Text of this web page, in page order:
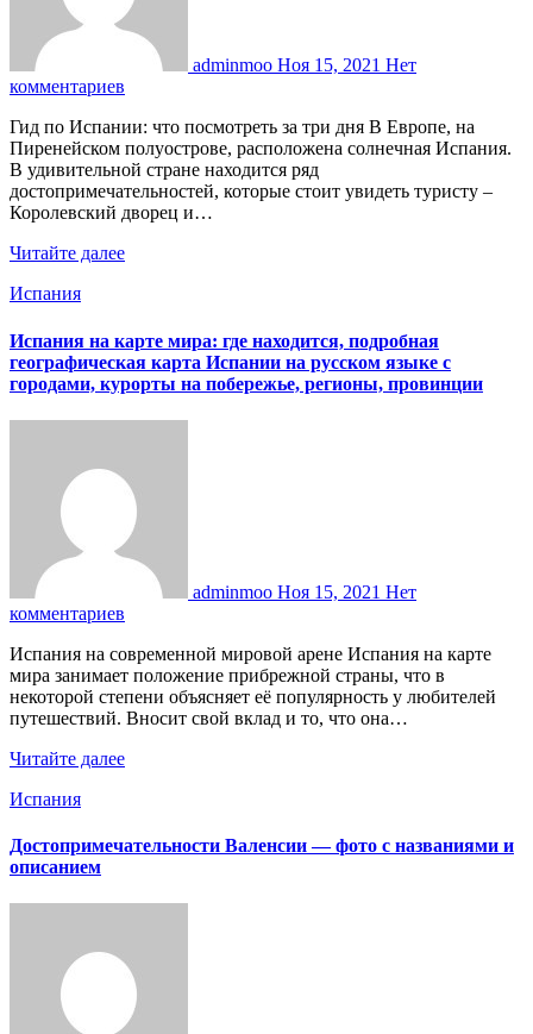
adminmoo Ноя 15, 2021 Нет
комментариев
Гид по Испании: что посмотреть за три дня В Европе, на
Пиренейском полуострове, расположена солнечная Испания.
В удивительной стране находится ряд
достопримечательностей, которые стоит увидеть туристу –
Королевский дворец и…
Читайте далее
Испания
Испания на карте мира: где находится, подробная
географическая карта Испании на русском языке с
городами, курорты на побережье, регионы, провинции
adminmoo Ноя 15, 2021 Нет
комментариев
Испания на современной мировой арене Испания на карте
мира занимает положение прибрежной страны, что в
некоторой степени объясняет её популярность у любителей
путешествий. Вносит свой вклад и то, что она…
Читайте далее
Испания
Достопримечательности Валенсии — фото с названиями и
описанием